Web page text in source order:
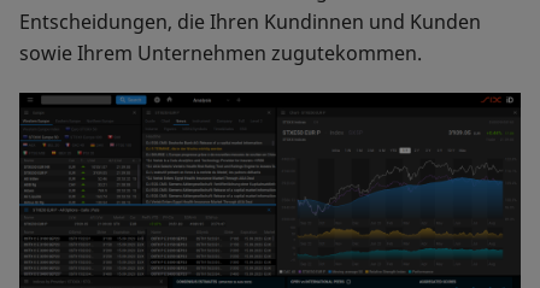
Entscheidungen, die Ihren Kundinnen und Kunden
sowie Ihrem Unternehmen zugutekommen.